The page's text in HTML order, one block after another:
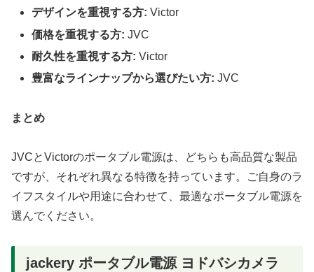
デザインを重視する方: Victor
価格を重視する方: JVC
耐久性を重視する方: Victor
豊富なラインナップから選びたい方: JVC
まとめ
JVCとVictorのポータブル電源は、どちらも高品質な製品
ですが、それぞれ異なる特徴を持っています。ご自身のラ
イフスタイルや用途に合わせて、最適なポータブル電源を
選んでください。
jackery ポータブル電源 ヨドバシカメラ